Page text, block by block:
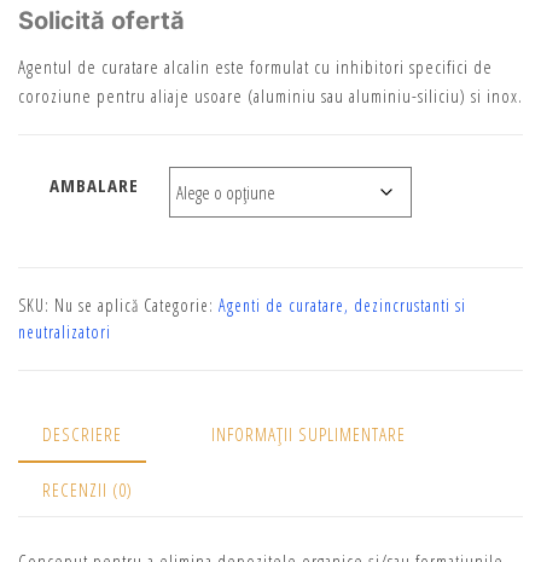
Solicită ofertă
Agentul de curatare alcalin este formulat cu inhibitori specifici de
coroziune pentru aliaje usoare (aluminiu sau aluminiu-siliciu) si inox.
AMBALARE
SKU: Nu se aplică Categorie: Agenti de curatare, dezincrustanti si
neutralizatori
DESCRIERE INFORMAȚII SUPLIMENTARE
RECENZII (0)